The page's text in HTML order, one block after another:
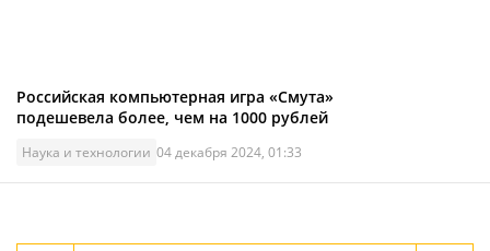
Российская компьютерная игра «Смута»
подешевела более, чем на 1000 рублей
Наука и технологии 04 декабря 2024, 01:33